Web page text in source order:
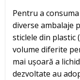
Pentru a
diverse ambalaje
sticlele din plastic
volume diferite
mai ușoară a
dezvoltate au